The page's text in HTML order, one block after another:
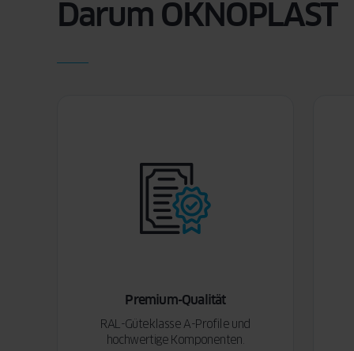
Darum OKNOPLAST
Premium-Qualität
RAL-Güteklasse A-Profile und
hochwertige Komponenten.